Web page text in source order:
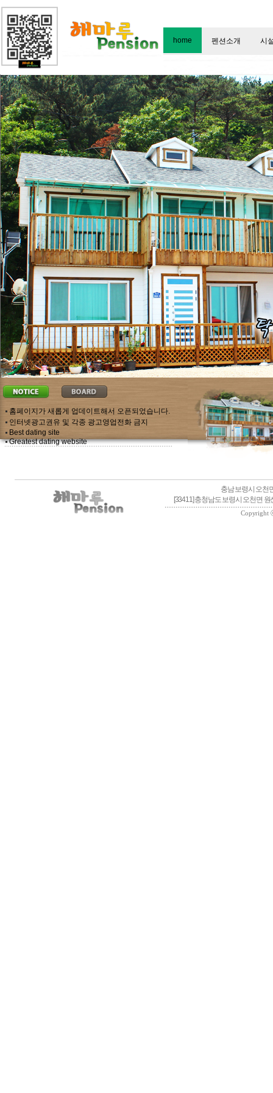
home 펜션소개 시
홈페이지가 새롭게 업데이트해서 오픈되었습니다.
인터넷광고권유 및 각종 광고영업전화 금지
Best dating site
Greatest dating website
충남 보령시 오천
[33411] 충청남도 보령시 오천면
Copyright